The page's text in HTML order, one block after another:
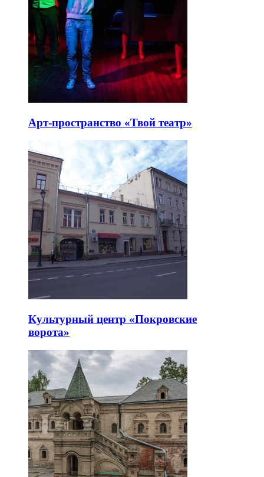
Арт-пространство «Твой театр»
Культурный центр «Покровские
ворота»